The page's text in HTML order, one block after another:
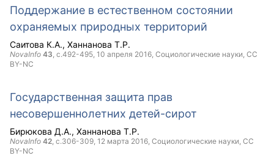
Поддержание в естественном состоянии
охраняемых природных территорий
Саитова К.А. Ханнанова Т.Р.
NovaInfo 43, с.492-495, 10 апреля 2016, Социологические науки, CC
BY-NC
Государственная защита прав
несовершеннолетних детей-сирот
Бирюкова Д.А. Ханнанова Т.Р.
NovaInfo 42, с.306-309, 12 марта 2016, Социологические науки, CC
BY-NC